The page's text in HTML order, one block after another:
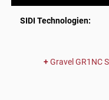
SIDI Technologien:
Gravel GR1NC